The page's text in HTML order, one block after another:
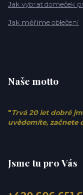
Jak vybrat domeček
Jak měříme oblečení
Naše motto
" Trvá 20 let dobré
uvědomíte, začnete
Jsme tu pro Vás